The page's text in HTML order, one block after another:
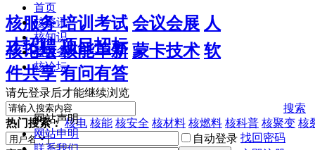
核服务 培训考试 会议会展 人
才招聘 项目招标
核论坛 核能革新 蒙卡技术 软
件共享 有问有答
搜索
热门搜索： 核电 核能 核安全 核材料 核燃料 核科普 核聚变 核
自动登录 找回密码
首页
核资讯
核知识
核服务
核论坛
请先登录后才能继续浏览
网站声明
网站申明